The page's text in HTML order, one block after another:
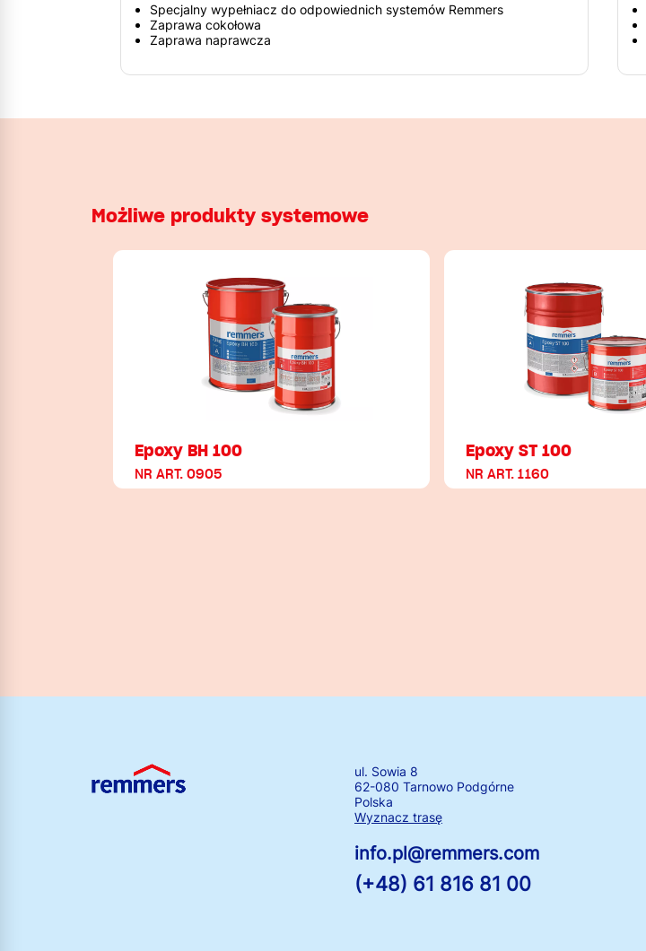
Specjalny wypełniacz do odpowiednich systemów Remmers
Zaprawa cokołowa
Zaprawa naprawcza
Możliwe produkty systemowe
Epoxy BH 100
NR ART. 0905
Epoxy ST 100
NR ART. 1160
ul. Sowia 8
62-080 Tarnowo Podgórne
Polska
Wyznacz trasę
info.pl@remmers.com
(+48) 61 816 81 00